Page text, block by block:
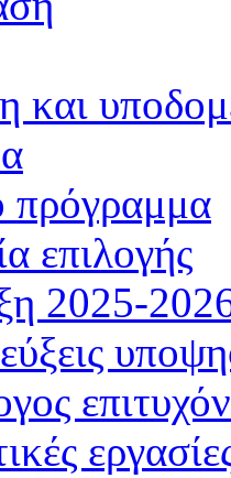
και
πρόγραμμα
επιλογής
2025-